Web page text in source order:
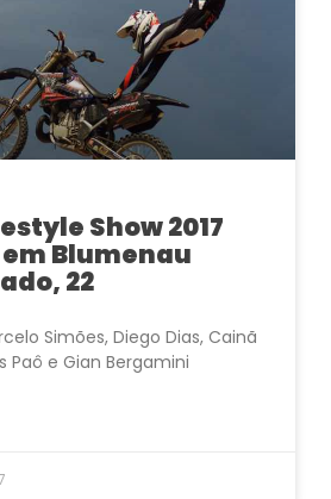
Show 2017
Blumenau
22
Simões, Diego Dias, Cainã
Paô e Gian Bergamini